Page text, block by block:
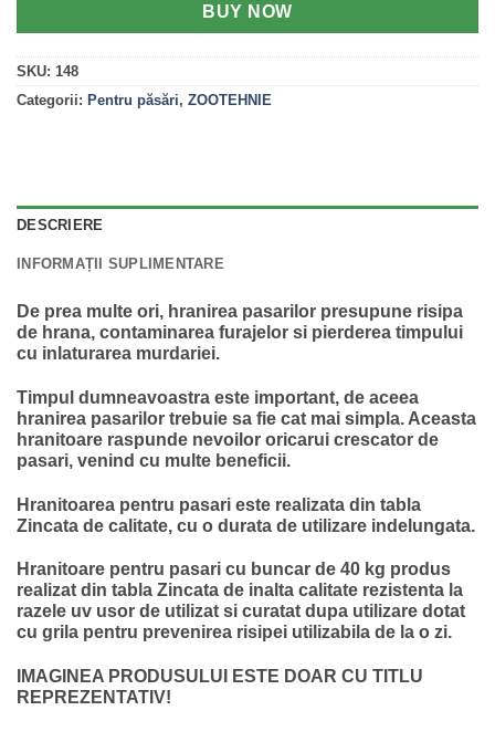
BUY NOW
SKU: 148
Categorii: Pentru păsări, ZOOTEHNIE
DESCRIERE
INFORMAȚII SUPLIMENTARE
De prea multe ori, hranirea pasarilor presupune risipa
de hrana, contaminarea furajelor si pierderea timpului
cu inlaturarea murdariei.
Timpul dumneavoastra este important, de aceea
hranirea pasarilor trebuie sa fie cat mai simpla. Aceasta
hranitoare raspunde nevoilor oricarui crescator de
pasari, venind cu multe beneficii.
Hranitoarea pentru pasari este realizata din tabla
Zincata de calitate, cu o durata de utilizare indelungata.
Hranitoare pentru pasari cu buncar de 40 kg produs
realizat din tabla Zincata de inalta calitate rezistenta la
razele uv usor de utilizat si curatat dupa utilizare dotat
cu grila pentru prevenirea risipei utilizabila de la o zi.
IMAGINEA PRODUSULUI ESTE DOAR CU TITLU
REPREZENTATIV!